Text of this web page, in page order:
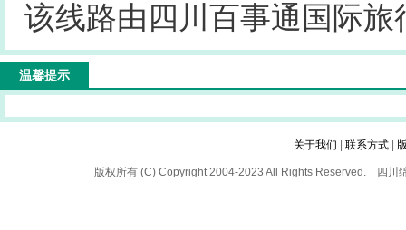
该线路由四川百事通国际
温馨提示
关于我们 联系方式|
版权所有 (C) Copyright 2004-2023 All Rights Reserved. 四